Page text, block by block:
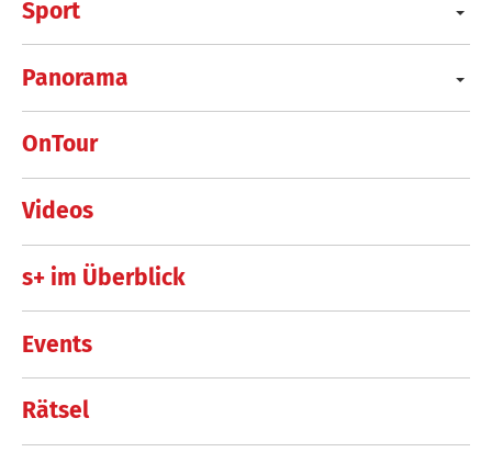
Sport
Panorama
OnTour
Videos
s+ im Überblick
Events
Rätsel